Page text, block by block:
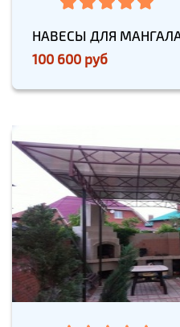
НАВЕСЫ ДЛЯ
100 600 руб